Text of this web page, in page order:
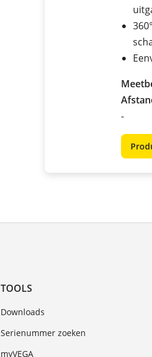
-
TOOLS
Downloads
Serienummer zoeken
myVEGA